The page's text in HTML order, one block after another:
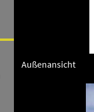
Außenansicht